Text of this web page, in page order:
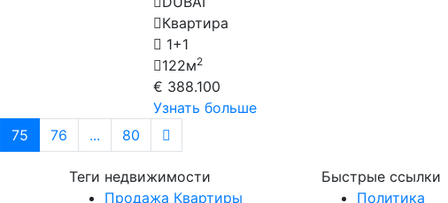
Квартира
1+1
122м2
€ 388.100
Узнать больше
75 76 ... 80
Теги недвижимости
Продажа Квартиры
Быстрые ссылки
Политика